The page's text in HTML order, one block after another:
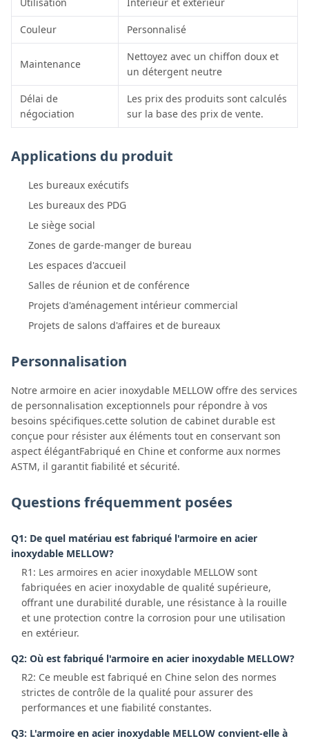
Couleur Personnalisé
Maintenance
Nettoyez avec un chiffon doux et
un détergent neutre
Délai de
négociation
Les prix des produits sont calculés
sur la base des prix de vente.
Applications du produit
Les bureaux exécutifs
Les bureaux des PDG
Le siège social
Zones de garde-manger de bureau
Les espaces d'accueil
Salles de réunion et de conférence
Projets d'aménagement intérieur commercial
Projets de salons d'affaires et de bureaux
Personnalisation
Notre armoire en acier inoxydable MELLOW offre des services
de personnalisation exceptionnels pour répondre à vos
besoins spécifiques.cette solution de cabinet durable est
conçue pour résister aux éléments tout en conservant son
aspect élégantFabriqué en Chine et conforme aux normes
ASTM, il garantit fiabilité et sécurité.
Questions fréquemment posées
Q1: De quel matériau est fabriqué l'armoire en acier
inoxydable MELLOW?
R1: Les armoires en acier inoxydable MELLOW sont
fabriquées en acier inoxydable de qualité supérieure,
offrant une durabilité durable, une résistance à la rouille
et une protection contre la corrosion pour une utilisation
en extérieur.
Q2: Où est fabriqué l'armoire en acier inoxydable MELLOW?
R2: Ce meuble est fabriqué en Chine selon des normes
strictes de contrôle de la qualité pour assurer des
performances et une fiabilité constantes.
Q3: L'armoire en acier inoxydable MELLOW convient-elle à